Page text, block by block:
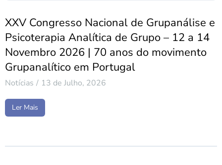
XXV Congresso Nacional de Grupanálise e
Psicoterapia Analítica de Grupo – 12 a 14
Novembro 2026 | 70 anos do movimento
Grupanalítico em Portugal
Notícias 13 de Julho, 2026
Ler Mais